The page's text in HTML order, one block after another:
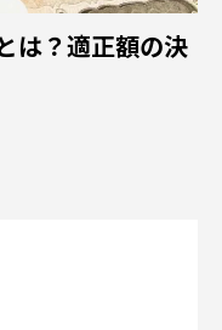
は？適正額の決